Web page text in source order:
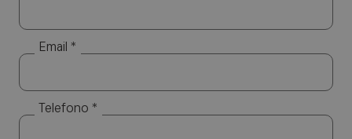
dati, d’integrazione, rettifica e cancellazione. Per la
visione dell’informativa completa si rimanda a:
Email *
Telefono *